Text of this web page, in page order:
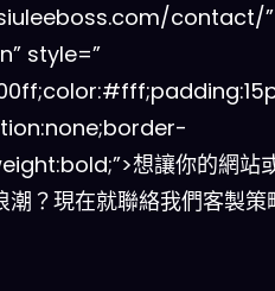
contact/”
style=”
想讓你的網站
？現在就聯絡我們客製策